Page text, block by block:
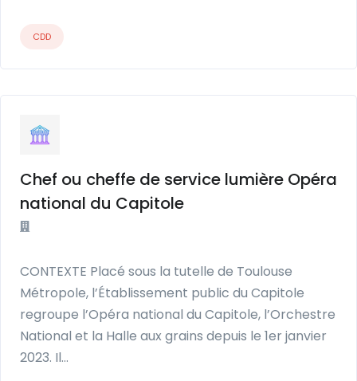
CDD
Chef ou cheffe de service lumière Opéra
national du Capitole
CONTEXTE Placé sous la tutelle de Toulouse
Métropole, l’Établissement public du Capitole
regroupe l’Opéra national du Capitole, l’Orchestre
National et la Halle aux grains depuis le 1er janvier
2023. Il…